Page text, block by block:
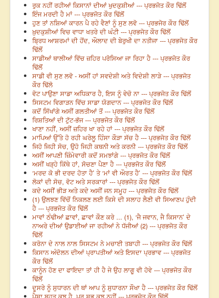
ਰੁਕ ਨਹੀਂ ਰਹੀਆਂ ਕਿਸਾਨਾਂ ਦੀਆਂ ਖੁਦਕੁਸ਼ੀਆਂ --- ਪ੍ਰਭਜੋਤ ਕੌਰ ਢਿੱਲੋਂ
ਇੰਜ ਮਰਦੀ ਹੈ ਮਾਂ --- ਪ੍ਰਭਜੋਤ ਕੌਰ ਢਿੱਲੋਂ
ਹੁਣ ਤਾਂ ਨਸ਼ਿਆਂ ਕਾਰਨ ਪੈ ਰਹੇ ਵੈਣਾਂ ਨੂੰ ਸੁਣ ਲਵੋ --- ਪ੍ਰਭਜੋਰ ਕੌਰ ਢਿੱਲੋਂ
ਖ਼ੁਦਕੁਸ਼ੀਆਂ ਵਿਚ ਵਾਧਾ ਖਤਰੇ ਦੀ ਘੰਟੀ --- ਪ੍ਰਭਜੋਤ ਕੌਰ ਢਿੱਲੋਂ
ਬ੍ਰਿਧ ਆਸ਼ਰਮਾਂ ਦੀ ਹੋਂਦ, ਔਲਾਦ ਦੀ ਬੇਰੁਖੀ ਦਾ ਨਤੀਜਾ --- ਪ੍ਰਭਜੋਤ ਕੌਰ
ਢਿੱਲੋਂ
ਸਾਡੀਆਂ ਥਾਲੀਆਂ ਵਿੱਚ ਜ਼ਹਿਰ ਪਰੋਸਿਆ ਜਾ ਰਿਹਾ ਹੈ --- ਪ੍ਰਭਜੋਤ ਕੌਰ
ਢਿੱਲੋਂ
ਸਾਡੀ ਵੀ ਸੁਣ ਲਵੋ - ਅਸੀਂ ਹਾਂ ਸਵਦੇਸ਼ੀ ਅਤੇ ਵਿਦੇਸ਼ੀ ਲਾੜੇ --- ਪ੍ਰਭਜੋਤ
ਕੌਰ ਢਿੱਲੋ
ਵੋਟ ਪਾਉਣਾ ਸਾਡਾ ਅਧਿਕਾਰ ਹੈ, ਇਸ ਨੂੰ ਵੇਚੋ ਨਾ --- ਪ੍ਰਭਜੋਤ ਕੌਰ ਢਿੱਲੋਂ
ਸਿਸਟਮ ਵਿਗਾੜਨ ਵਿੱਚ ਸਾਡਾ ਯੋਗਦਾਨ --- ਪ੍ਰਭਜੋਤ ਕੌਰ ਢਿੱਲੋਂ
ਕਦੋਂ ਸਿੱਖਾਂਗੇ ਅਸੀਂ ਗਲਤੀਆਂ ਤੋਂ --- ਪ੍ਰਭਜੋਤ ਕੌਰ ਢਿੱਲੋਂ
ਰਿਸ਼ਤਿਆਂ ਦੀ ਟੁੱਟ-ਭੱਜ --- ਪ੍ਰਭਜੋਤ ਕੌਰ ਢਿੱਲੋਂ
ਖਾਣਾ ਨਹੀਂ, ਅਸੀਂ ਜ਼ਹਿਰ ਖਾ ਰਹੇ ਹਾਂ --- ਪ੍ਰਭਜੋਤ ਕੌਰ ਢਿੱਲੋਂ
ਮਾਪਿਆਂ ਉੱਤੇ ਹੋ ਰਹੀ ਘਰੇਲੂ ਹਿੰਸਾ ਕੌੜਾ ਸੱਚ ਹੈ --- ਪ੍ਰਭਜੋਤ ਕੌਰ ਢਿੱਲੋਂ
ਜਿਹੋ ਜਿਹੀ ਸੋਚ, ਉਹੋ ਜਿਹੀ ਕਥਨੀ ਅਤੇ ਕਰਨੀ --- ਪ੍ਰਭਜੋਤ ਕੌਰ ਢਿੱਲੋਂ
ਅਸੀਂ ਆਪਣੀ ਜ਼ਿੰਮੇਵਾਰੀ ਕਦੋਂ ਸਮਝਾਂਗੇ --- ਪ੍ਰਭਜੋਤ ਕੌਰ ਢਿੱਲੋਂ
ਅਸੀਂ ਖੜ੍ਹੇ ਕਿੱਥੇ ਹਾਂ, ਸੋਚਣਾ ਪੈਣਾ ਹੈ --- ਪ੍ਰਭਜੋਤ ਕੌਰ ਢਿੱਲੋਂ
‘ਮਰਦ ਕੋ ਭੀ ਦਰਦ ਹੋਤਾ ਹੈ’ ਤੇ ‘ਮਾਂ ਵੀ ਔਰਤ ਹੈ’ --- ਪ੍ਰਭਜੋਤ ਕੌਰ ਢਿੱਲੋਂ
ਲੋਕਾਂ ਦੀ ਸੋਚ, ਵੋਟ ਅਤੇ ਸਰਕਾਰਾਂ --- ਪ੍ਰਭਜੋਤ ਕੌਰ ਢਿੱਲੋਂ
ਕਦੇ ਅਸੀਂ ਭੀੜ ਅਤੇ ਕਦੇ ਅਸੀਂ ਜਨ ਸਮੂਹ --- ਪ੍ਰਭਜੋਤ ਕੌਰ ਢਿੱਲੋਂ
(1) ਉਲਝਣ ਵਿੱਚੋਂ ਨਿਕਲਣ ਲਈ ਕਿਸੇ ਦੀ ਸਲਾਹ ਲੈਣੀ ਵੀ ਸਿਆਣਪ ਹੁੰਦੀ
ਹੈ --- ਪ੍ਰਭਜੋਤ ਕੌਰ ਢਿੱਲੋਂ
ਮਾਵਾਂ ਠੰਢੀਆਂ ਛਾਵਾਂ, ਛਾਵਾਂ ਕੌਣ ਕਰੇ ... (1), ‘ਜੈ ਜਵਾਨ, ਜੈ ਕਿਸਾਨ’ ਦੇ
ਨਾਅਰੇ ਦੀਆਂ ਉਡਾਈਆਂ ਜਾ ਰਹੀਆਂ ਨੇ ਧੱਜੀਆਂ (2) --- ਪ੍ਰਭਜੋਤ ਕੌਰ
ਢਿੱਲੋਂ
ਕਰੋਨਾ ਦੇ ਨਾਲ ਨਾਲ ਸਿਸਟਮ ਨੇ ਮਚਾਈ ਤਬਾਹੀ --- ਪ੍ਰਭਜੋਤ ਕੌਰ ਢਿੱਲੋਂ
ਕਿਸਾਨ ਅੰਦੋਲਨ ਦੀਆਂ ਪ੍ਰਾਪਤੀਆਂ ਅਤੇ ਇਸਦਾ ਪ੍ਰਭਾਵ --- ਪ੍ਰਭਜੋਤ
ਕੌਰ ਢਿੱਲੋਂ
ਕਾਨੂੰਨ ਹੋਣ ਦਾ ਫਾਇਦਾ ਤਾਂ ਹੀ ਹੈ ਜੇ ਉਹ ਲਾਗੂ ਵੀ ਹੋਵੇ --- ਪ੍ਰਭਜੋਤ ਕੌਰ
ਢਿੱਲੋਂ
ਦੂਸਰੇ ਨੂੰ ਸੁਧਾਰਨ ਦੀ ਥਾਂ ਆਪ ਨੂੰ ਸੁਧਾਰਨਾ ਸੌਖਾ ਹੈ --- ਪ੍ਰਭਜੋਤ ਕੌਰ ਢਿੱਲੋਂ